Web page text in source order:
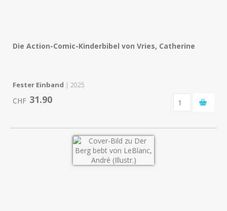
Die Action-Comic-Kinderbibel von Vries, Catherine
Fester Einband | 2025
CHF 31.90